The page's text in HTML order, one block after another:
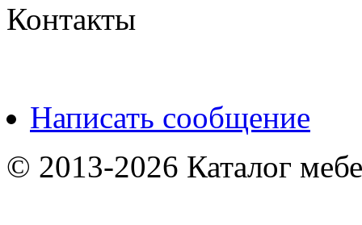
Контакты
Написать сообщение
© 2013-2026 Каталог